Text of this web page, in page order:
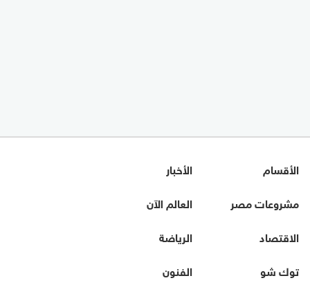
الأقسام
الأخبار
مشروعات مصر
العالم الآن
الاقتصاد
الرياضة
توك شو
الفنون